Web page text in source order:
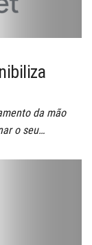
da mão
o seu…